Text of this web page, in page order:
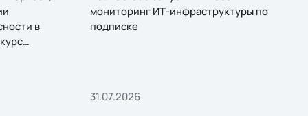
в
мониторинг ИТ-инфраструктуры по
подписке
31.07.2026